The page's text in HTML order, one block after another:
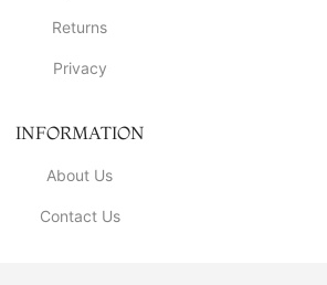
Returns
Privacy
INFORMATION
About Us
Contact Us